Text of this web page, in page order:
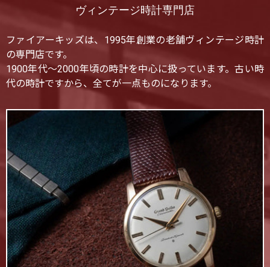
ヴィンテージ時計専門店
ファイアーキッズは、1995年創業の老舗ヴィンテージ時計
の専門店です。
1900年代〜2000年頃の時計を中心に扱っています。古い時
代の時計ですから、全てが一点ものになります。